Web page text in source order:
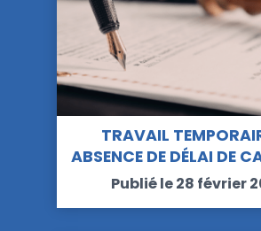
TRAVAIL
ABSENCE DE DÉLAI DE
Publié le 28 février